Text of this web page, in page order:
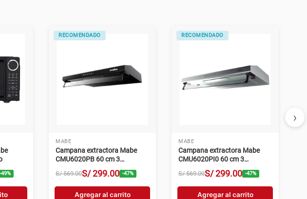
-49%
RECOMENDADO
MABE
Campana extractora Mabe
CMU6020PB 60 cm 3
velocidades negro
S/ 569.00S/ 299.00 -47%
Agregar al carrito
RECOMENDADO
MABE
Campana extractora Mabe
CMU6020PI0 60 cm 3
velocidades inox
S/ 569.00S/ 299.00 -47%
Agregar al carrito
›